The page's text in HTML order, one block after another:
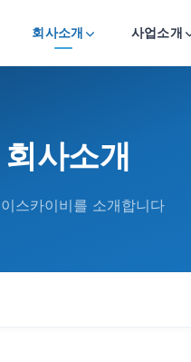
회사소개 사업소개
회사소개
스카이비를 소개합니다